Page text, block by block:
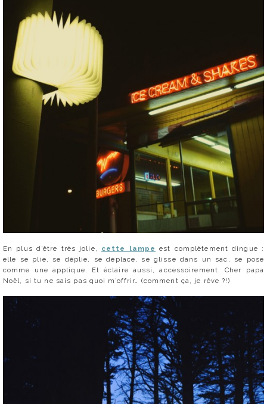
En plus d’être très jolie, cette lampe est complètement dingue :
elle se plie, se déplie, se déplace, se glisse dans un sac, se pose
comme une applique. Et éclaire aussi, accessoirement. Cher papa
Noël, si tu ne sais pas quoi m’offrir… (comment ça, je rêve ?!)